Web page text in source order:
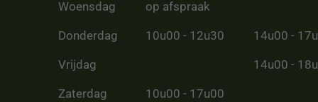
Woensdag op afspraak
Donderdag 10u00 - 12u30 14u00 -
Vrijdag 14u00 -
Zaterdag 10u00 - 17u00